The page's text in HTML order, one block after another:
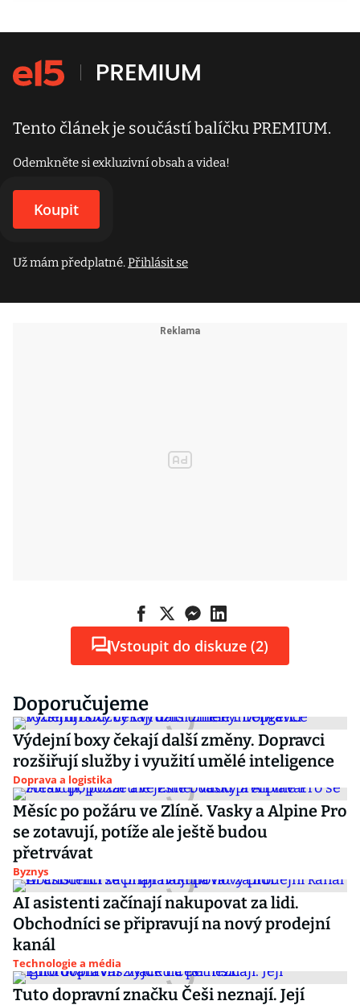
Tento článek je součástí balíčku PREMIUM.
Odemkněte si exkluzivní obsah a videa!
Koupit
Už mám předplatné.Přihlásit se
Vstoupit do diskuze (2)
Doporučujeme
Výdejní boxy čekají další změny. Dopravci
rozšiřují služby i využití umělé inteligence
Doprava a logistika
Měsíc po požáru ve Zlíně. Vasky a Alpine Pro
se zotavují, potíže ale ještě budou
přetrvávat
Byznys
AI asistenti začínají nakupovat za lidi.
Obchodníci se připravují na nový prodejní
kanál
Technologie a média
Tuto dopravní značku Češi neznají. Její